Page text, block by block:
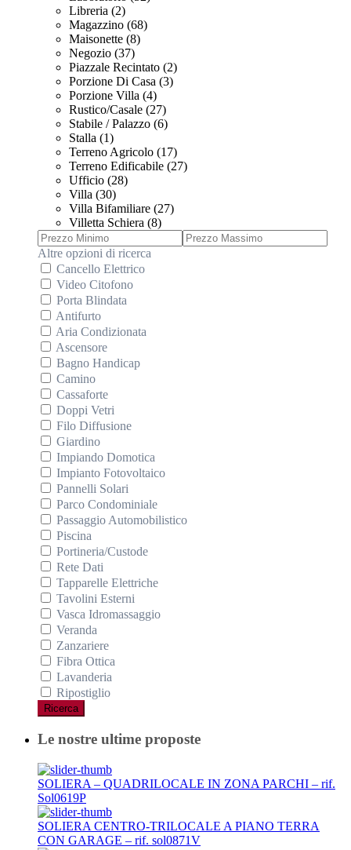
Libreria (2)
Magazzino (68)
Maisonette (8)
Negozio (37)
Piazzale Recintato (2)
Porzione Di Casa (3)
Porzione Villa (4)
Rustico/Casale (27)
Stabile / Palazzo (6)
Stalla (1)
Terreno Agricolo (17)
Terreno Edificabile (27)
Ufficio (28)
Villa (30)
Villa Bifamiliare (27)
Villetta Schiera (8)
Altre opzioni di ricerca
Cancello Elettrico
Video Citofono
Porta Blindata
Antifurto
Aria Condizionata
Ascensore
Bagno Handicap
Camino
Cassaforte
Doppi Vetri
Filo Diffusione
Giardino
Impiando Domotica
Impianto Fotovoltaico
Pannelli Solari
Parco Condominiale
Passaggio Automobilistico
Piscina
Portineria/Custode
Rete Dati
Tapparelle Elettriche
Tavolini Esterni
Vasca Idromassaggio
Veranda
Zanzariere
Fibra Ottica
Lavanderia
Ripostiglio
Ricerca
Le nostre ultime proposte
SOLIERA – QUADRILOCALE IN ZONA PARCHI – rif.
Sol0619P
SOLIERA CENTRO-TRILOCALE A PIANO TERRA
CON GARAGE – rif. sol0871V